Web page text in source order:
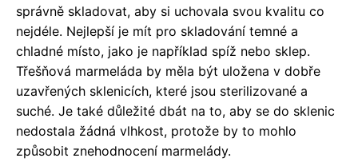
správně skladovat, aby si uchovala svou kvalitu co
nejdéle. Nejlepší je mít pro skladování temné a
chladné místo, jako je například spíž nebo sklep.
Třešňová marmeláda by měla být uložena v dobře
uzavřených sklenicích, které jsou sterilizované a
suché. Je také důležité dbát na to, aby se do sklenic
nedostala žádná vlhkost, protože by to mohlo
způsobit znehodnocení marmelády.